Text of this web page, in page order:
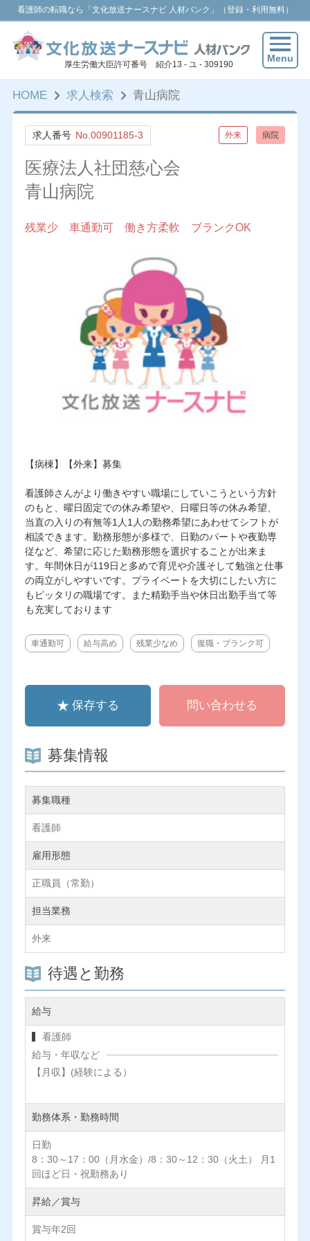
看護師の転職なら「文化放送ナースナビ 人材バンク」（登録・利用無料）
厚生労働大臣許可番号 紹介13 - ユ - 309190
Menu
HOME 求人検索 青山病院
求人番号 No.00901185-3 外来 病院
医療法人社団慈心会
青山病院
残業少 車通勤可 働き方柔軟 ブランクOK
【病棟】【外来】募集
看護師さんがより働きやすい職場にしていこうという方針
のもと、曜日固定での休み希望や、日曜日等の休み希望、
当直の入りの有無等1人1人の勤務希望にあわせてシフトが
相談できます。勤務形態が多様で、日勤のパートや夜勤専
従など、希望に応じた勤務形態を選択することが出来ま
す。年間休日が119日と多めで育児や介護そして勉強と仕事
の両立がしやすいです。プライベートを大切にしたい方に
もピッタリの職場です。また精勤手当や休日出勤手当て等
も充実しております
車通勤可 給与高め 残業少なめ 復職・ブランク可
保存する 問い合わせる
募集情報
募集職種
看護師
雇用形態
正職員（常勤）
担当業務
外来
待遇と勤務
給与
看護師
給与・年収など
【月収】(経験による）
勤務体系・勤務時間
日勤
8：30～17：00（月水金）/8：30～12：30（火土） 月1
回ほど日・祝勤務あり
昇給／賞与
賞与年2回